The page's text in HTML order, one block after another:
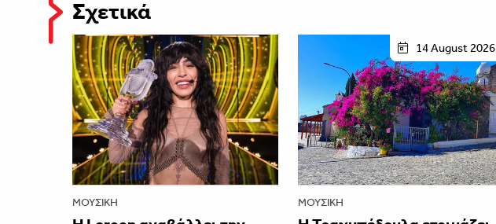
Σχετικά
ΜΟΥΣΙΚΉ
14 August 2026
ΜΟΥΣΙΚΉ